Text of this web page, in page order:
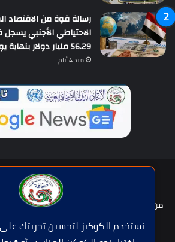
نستخدم الكوكيز لتحسين تجربتك
رسالة قوة من الاقتصاد
الاحتياطي الأجنبي يسجل
56.29 مليار دولار بنهاية يوليو
منذ 4 أيام
حقوق النشر © | جميع الحقوق محفوظة للاتحاد
2026
من نحن؟
عضوية الإتحاد سياسة
اتصل بنا